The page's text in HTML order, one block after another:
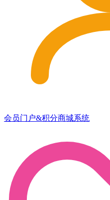
会员门户&积分商城系统